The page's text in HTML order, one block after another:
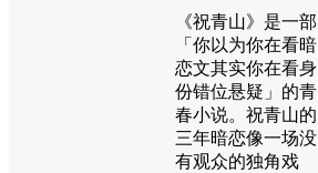
《祝青山》是一部
「你以为你在看暗
恋文其实你在看身
份错位悬疑」的青
春小说。祝青山的
三年暗恋像一场没
有观众的独角戏